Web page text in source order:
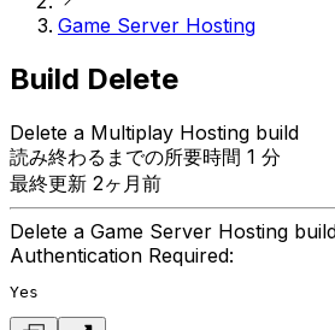
Game Server Hosting
Build Delete
Delete a Multiplay Hosting build
読み終わるまでの所要時間 1 分
最終更新 2ヶ月前
Delete a Game Server Hosting
Authentication Required:
Yes